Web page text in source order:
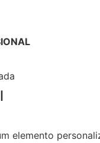
elemento